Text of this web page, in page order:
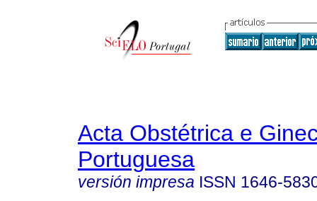
Acta Obstétrica e
Portuguesa
versión impresa ISSN 1646-